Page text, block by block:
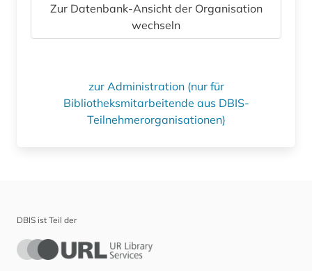
Zur Datenbank-Ansicht der Organisation
wechseln
zur Administration (nur für
Bibliotheksmitarbeitende aus DBIS-
Teilnehmerorganisationen)
DBIS ist Teil der